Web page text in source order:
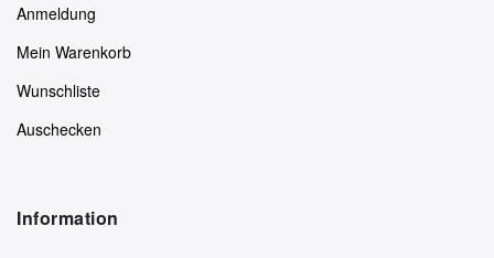
Anmeldung
Mein Warenkorb
Wunschliste
Auschecken
Information